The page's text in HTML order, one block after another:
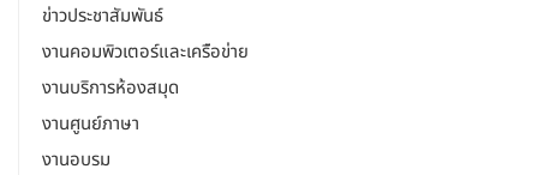
ข่าวประชาสัมพันธ์
งานคอมพิวเตอร์และเครือข่าย
งานบริการห้องสมุด
งานศูนย์ภาษา
งานอบรม